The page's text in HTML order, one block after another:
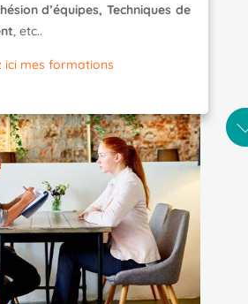
d’équipes, Techniques de
, etc..
ici mes formations